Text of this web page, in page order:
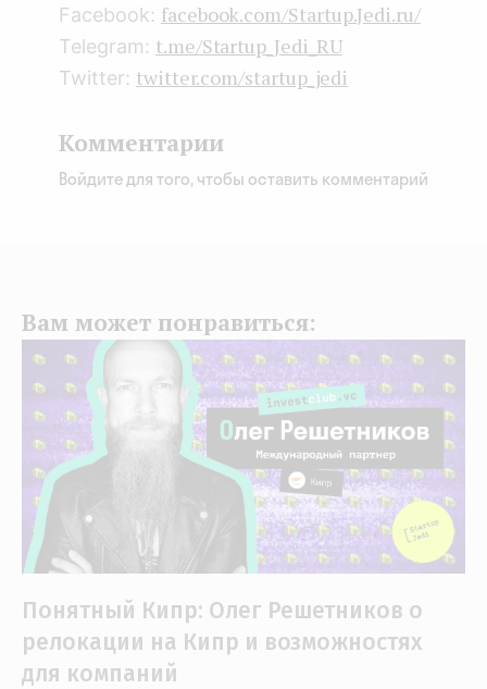
Facebook: facebook.com/Startup.Jedi.ru/
Telegram: t.me/Startup_Jedi_RU
Twitter: twitter.com/startup_jedi
Комментарии
Войдите для того, чтобы оставить комментарий
Вам может понравиться:
Понятный Кипр: Олег Решетников о
релокации на Кипр и возможностях
для компаний